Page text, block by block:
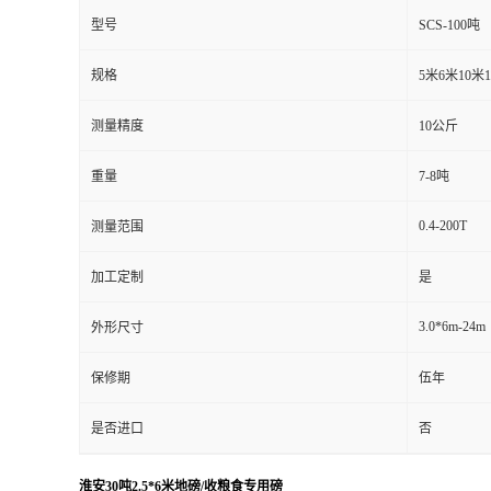
型号 SCS-100吨
规格 5米6米10米
测量精度 10公斤
重量 7-8吨
测量范围 0.4-200T
加工定制 是
外形尺寸 3.0*6m-24m
保修期 伍年
是否进口 否
淮安30吨2.5*6米地磅/收粮食专用磅